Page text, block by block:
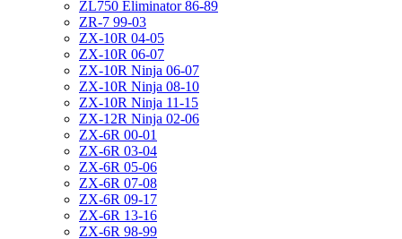
ZL750 Eliminator 86-89
ZR-7 99-03
ZX-10R 04-05
ZX-10R 06-07
ZX-10R Ninja 06-07
ZX-10R Ninja 08-10
ZX-10R Ninja 11-15
ZX-12R Ninja 02-06
ZX-6R 00-01
ZX-6R 03-04
ZX-6R 05-06
ZX-6R 07-08
ZX-6R 09-17
ZX-6R 13-16
ZX-6R 98-99